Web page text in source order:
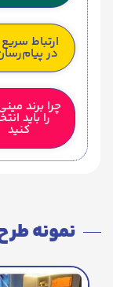
ارتباط سریع
در
چرا برند
را باید
کنید
نمونه